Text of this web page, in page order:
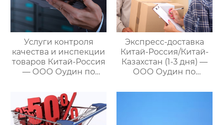
Услуги контроля
качества и инспекции
товаров Китай-Россия
— ООО Оудин по
международными
цепями поставок
Экспресс-доставка
Китай-Россия/Китай-
Казахстан (1-3 дня) —
ООО Оудин по
международными